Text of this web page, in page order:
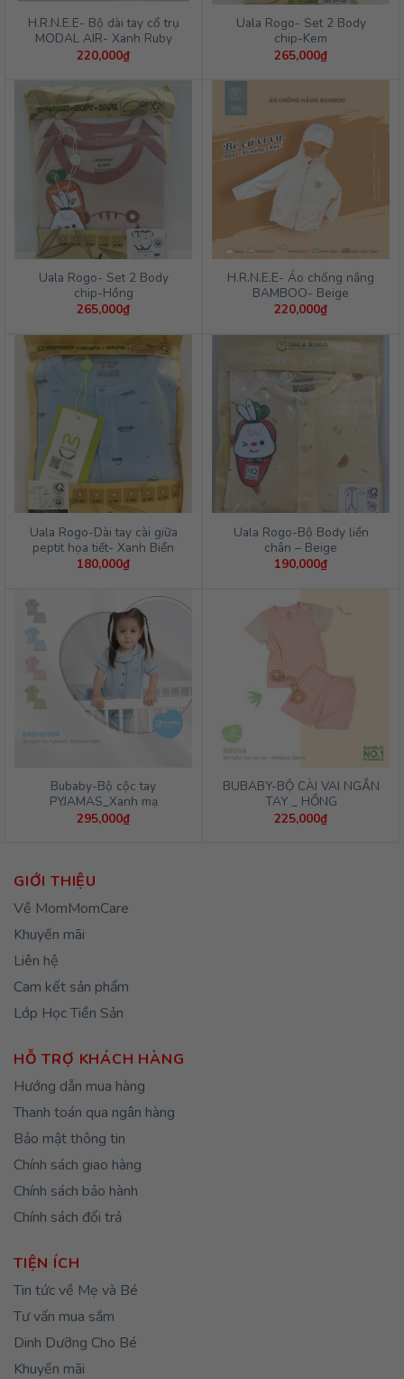
H.R.N.E.E- Bộ dài tay cổ trụ
MODAL AIR- Xanh Ruby
220,000₫
Uala Rogo- Set 2 Body
chip-Kem
265,000₫
Uala Rogo- Set 2 Body
chip-Hồng
265,000₫
H.R.N.E.E- Áo chống nắng
BAMBOO- Beige
220,000₫
Uala Rogo-Dài tay cài giữa
peptit họa tiết- Xanh Biển
180,000₫
Uala Rogo-Bộ Body liền
chân – Beige
190,000₫
Bubaby-Bộ cộc tay
PYJAMAS_Xanh mạ
295,000₫
BUBABY-BỘ CÀI VAI NGẮN
TAY _ HỒNG
225,000₫
GIỚI THIỆU
Về MomMomCare
Khuyến mãi
Liên hệ
Cam kết sản phẩm
Lớp Học Tiền Sản
HỖ TRỢ KHÁCH HÀNG
Hướng dẫn mua hàng
Thanh toán qua ngân hàng
Bảo mật thông tin
Chính sách giao hàng
Chính sách bảo hành
Chính sách đổi trả
TIỆN ÍCH
Tin tức về Mẹ và Bé
Tư vấn mua sắm
Dinh Dưỡng Cho Bé
Khuyến mãi